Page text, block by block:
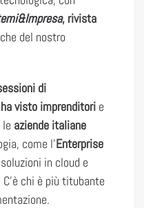
, rivista
del nostro
di
visto imprenditori e
aziende italiane
come l’Enterprise
in cloud e
C’è chi è più titubante